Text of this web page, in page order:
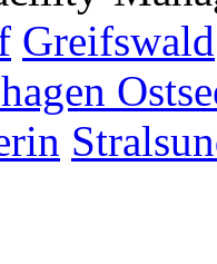
Greifswald